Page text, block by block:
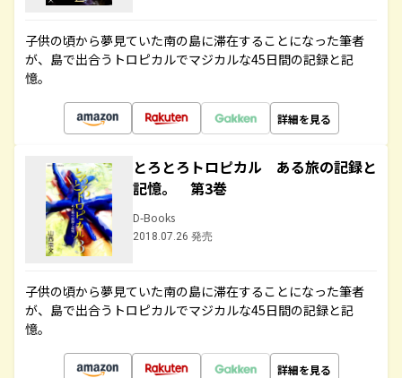
子供の頃から夢見ていた南の島に滞在することになった筆者
が、島で出合うトロピカルでマジカルな45日間の記録と記
憶。
詳細を見る
とろとろトロピカル ある旅の記録と
記憶。 第3巻
D-Books
2018.07.26 発売
子供の頃から夢見ていた南の島に滞在することになった筆者
が、島で出合うトロピカルでマジカルな45日間の記録と記
憶。
詳細を見る